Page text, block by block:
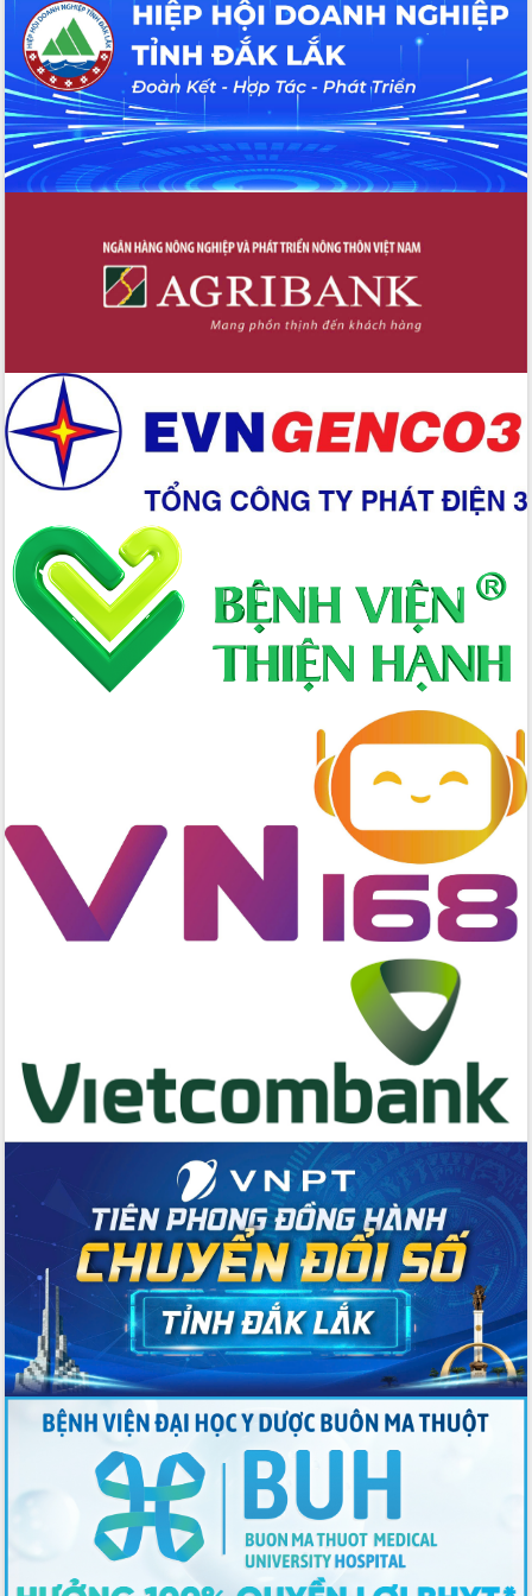
hiện nhiệm vụ quản lý tài sản công
hàng tuần
Tháo gỡ những vướng mắc, đẩy mạnh
công tác cải cách thủ tục hành chính
tại Trung tâm Phục vụ hành chính
công tỉnh
Đắk Lắk: Tôn vinh 46 giải pháp tại Hội
về phát triển nuôi trồng thủy sản
Phó Chủ tịch UBND tỉnh Đắk Lắk
Trương Công Thái kiểm tra thực địa
Dự án cao tốc Khánh Hòa - Buôn Ma
Định vị cà phê Việt Nam như một “di
sản sống” trong dòng chảy toàn cầu
Xây dựng nông thôn mới: Nâng cao đời
sống người dân từ những mô hình thiết
thực
Quyết liệt tháo gỡ vướng mắc, đẩy
nhanh tiến độ các dự án trọng điểm
trong Khu kinh tế Nam Phú Yên
Hòn Yến phát triển du lịch gắn với bảo
tồn biển
Lấy ý kiến điều chỉnh Quy hoạch tỉnh
Đắk Lắk thời kỳ 2021-2030, tầm nhìn
đến năm 2050
kinh tế từ 10% trở lên trong Quý
II/2026
Đắk Lắk ký kết thỏa thuận hợp tác về
chuyển đổi số giai đoạn 2026 – 2030
với Tập đoàn Bưu chính Viễn thông
Việt Nam
du khách thông qua Hệ thống cơ sở dữ
liệu và Bản đồ số
trong thương mại điện tử năm 2026
Đoàn đại biểu Quốc hội tỉnh Đắk Lắk
trao đổi thông tin trước Kỳ họp thứ
nhất, Quốc hội khóa XVI
Quyết liệt cải cách hành chính, khơi
thông nguồn lực phát triển
Nâng cao hiệu lực, hiệu quả HĐND
tỉnh thông qua hiện đại hóa hành chính
Xã Ea Phê gắn cải cách hành chính với
chuyển đổi số
Phó Chủ tịch Thường trực UBND tỉnh
Hồ Thị Nguyên Thảo làm việc tại Trung
tâm Phục vụ hành chính công xã Ea
Phê
Xây dựng nền hành chính số đồng
hành cùng nông dân dân, doanh nghiệp
Giai đoạn 2026-2030, Đắk Lắk phấn